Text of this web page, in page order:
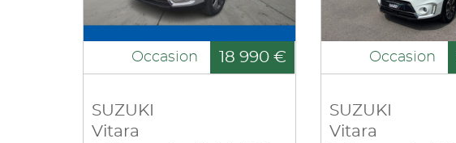
Occasion 18 990 €
SUZUKI
Vitara
Occasion
SUZUKI
Vitara